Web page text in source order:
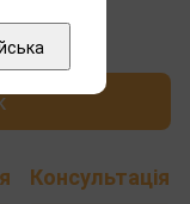
Консультація